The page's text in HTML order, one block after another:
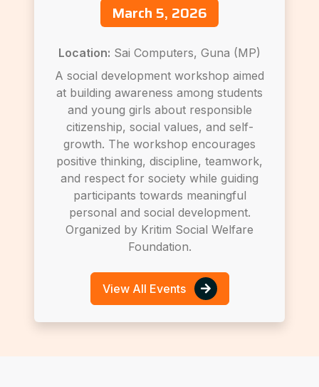
March 5, 2026
Location: Sai Computers, Guna (MP)
A social development workshop aimed
at building awareness among students
and young girls about responsible
citizenship, social values, and self-
growth. The workshop encourages
positive thinking, discipline, teamwork,
and respect for society while guiding
participants towards meaningful
personal and social development.
Organized by Kritim Social Welfare
Foundation.
View All Events